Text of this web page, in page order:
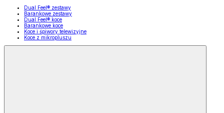
Dual Feel® zestawy
Barankowe zestawy
Dual Feel® koce
Barankowe koce
Koce i śpiwory telewizyjne
Koce z mikropluszu